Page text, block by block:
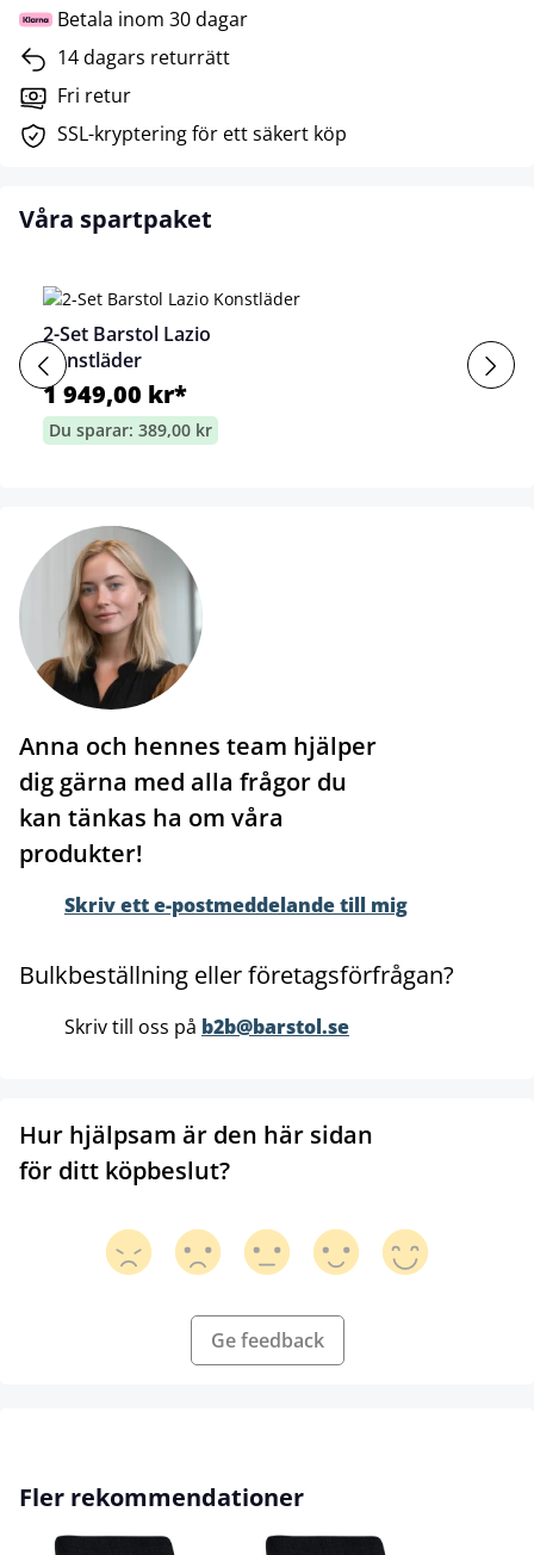
Betala inom 30 dagar
14 dagars returrätt
Fri retur
SSL-kryptering för ett säkert köp
Våra spartpaket
2-Set Barstol Lazio
Konstläder
1 949,00 kr*
Du sparar: 389,00 kr
Anna och hennes team hjälper
dig gärna med alla frågor du
kan tänkas ha om våra
produkter!
Skriv ett e-postmeddelande till mig
Bulkbeställning eller företagsförfrågan?
Skriv till oss på b2b@barstol.se
Hur hjälpsam är den här sidan
för ditt köpbeslut?
Ge feedback
Hoppa över produktgalleri
Fler rekommendationer